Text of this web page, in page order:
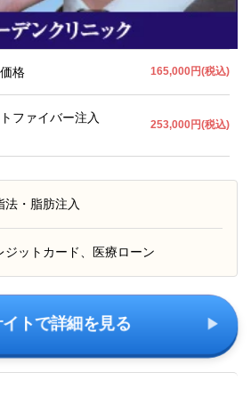
格 165,000円(税込)
ファイバー注入
253,000円(税込)
法・脂肪注入
ジットカード、医療ローン
トで詳細を見る